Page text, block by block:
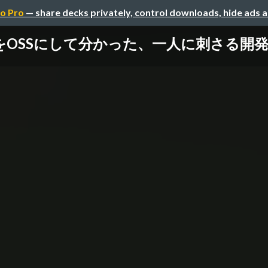
Pro — share decks privately, control downloads, hide ads
にして分かった、一人に刺さる開